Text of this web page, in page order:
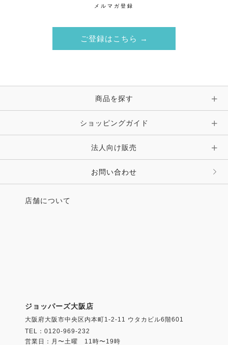
メルマガ登録
ご登録はこちら →
商品を探す
ショッピングガイド
法人向け販売
お問い合わせ
店舗について
ジョッパーズ大阪店
大阪府大阪市中央区内本町1-2-11 ウタカビル6階601
TEL：0120-969-232
営業日：月〜土曜 11時〜19時